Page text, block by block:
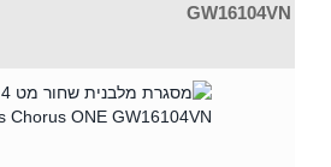
GW16104VN